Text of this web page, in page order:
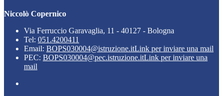
Niccolò Copernico
Via Ferruccio Garavaglia, 11 - 40127 - Bologna
Tel: 051.4200411
Email: BOPS030004@istruzione.itLink per inviare una mail
PEC: BOPS030004@pec.istruzione.itLink per inviare una
mail